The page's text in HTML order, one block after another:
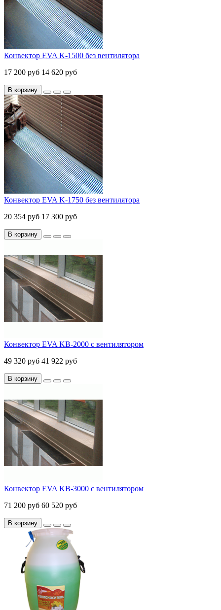
Конвектор EVA K-1500 без вентилятора
17 200 руб 14 620 руб
В корзину
Конвектор EVA K-1750 без вентилятора
20 354 руб 17 300 руб
В корзину
Конвектор EVA KB-2000 с вентилятором
49 320 руб 41 922 руб
В корзину
Конвектор EVA KB-3000 с вентилятором
71 200 руб 60 520 руб
В корзину